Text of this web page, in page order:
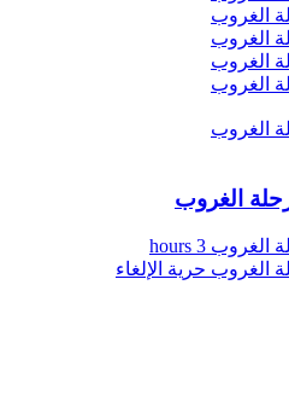
الغروب
3 hours
حرية الإلغاء